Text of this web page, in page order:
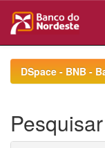
navigationDSpace - BNB -
Pesquisar